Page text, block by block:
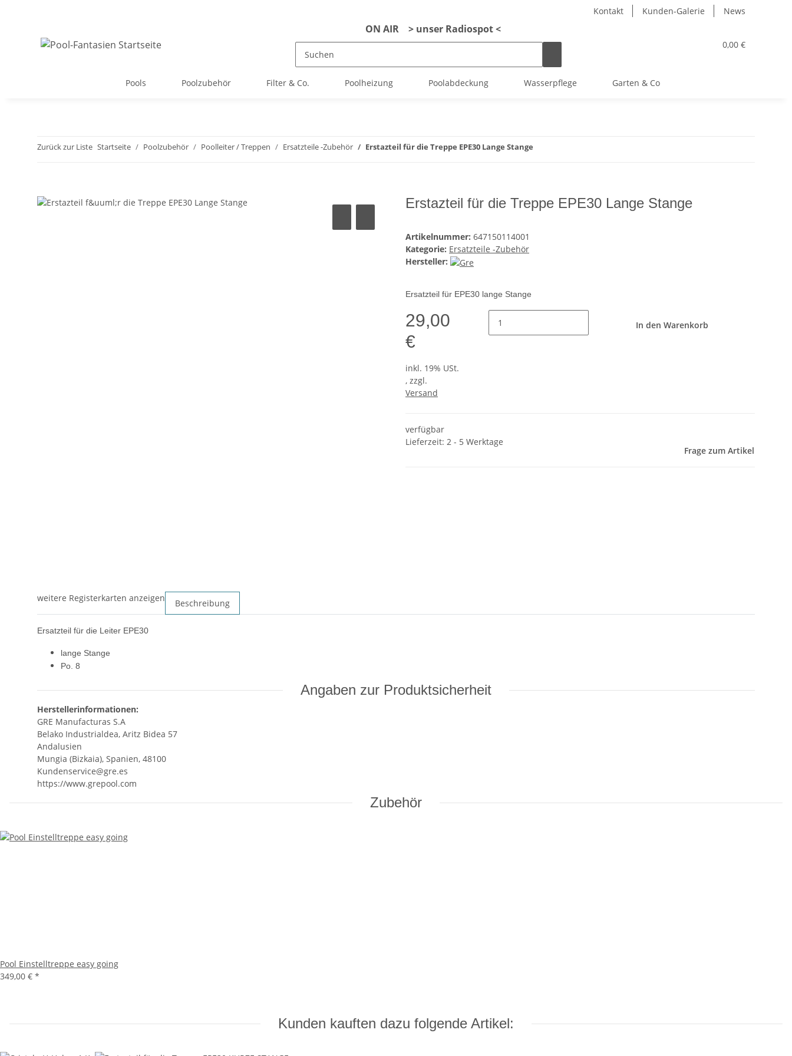
Kontakt Kunden-Galerie News
ON AIR > unser Radiospot <
0,00 €
Pools Poolzubehör Filter & Co. Poolheizung Poolabdeckung Wasserpflege Garten & Co
Zurück zur Liste Startseite Poolzubehör Poolleiter / Treppen Ersatzteile -Zubehör Erstazteil für die Treppe EPE30 Lange Stange
Erstazteil für die Treppe EPE30 Lange Stange
Artikelnummer: 647150114001
Kategorie: Ersatzteile -Zubehör
Hersteller:
Ersatzteil für EPE30 lange Stange
29,00
€
inkl. 19% USt.
, zzgl.
Versand
In den Warenkorb
verfügbar
Lieferzeit: 2 - 5 Werktage
Frage zum Artikel
weitere Registerkarten anzeigen Beschreibung
Ersatzteil für die Leiter EPE30
lange Stange
Po. 8
Angaben zur Produktsicherheit
Herstellerinformationen:
GRE Manufacturas S.A
Belako Industrialdea, Aritz Bidea 57
Andalusien
Mungia (Bizkaia), Spanien, 48100
Kundenservice@gre.es
https://www.grepool.com
Zubehör
Pool Einstelltreppe easy going
349,00 € *
Kunden kauften dazu folgende Artikel: